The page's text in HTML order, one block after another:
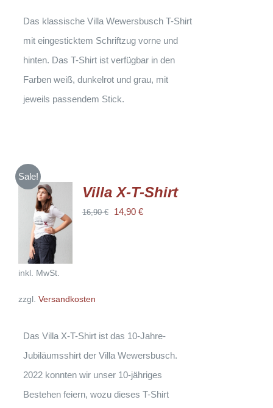
PRODUKTSEITE
WERDEN
Das klassische Villa Wewersbusch T-Shirt
mit eingesticktem Schriftzug vorne und
hinten. Das T-Shirt ist verfügbar in den
Farben weiß, dunkelrot und grau, mit
jeweils passendem Stick.
Sale!
AUSFÜHRUNG
WÄHLEN
DIESES
PRODUKT
WEIST
MEHRERE
VARIANTEN
OPTIONEN
DER
GEWÄHLT
/
DETAILS
Villa X-T-Shirt
16,90€
Ursprünglicher
14,90 €Aktueller
inkl. MwSt.
zzgl. Versandkosten
Das Villa X-T-Shirt ist das 10-Jahre-
Jubiläumsshirt der Villa Wewersbusch.
2022 konnten wir unser 10-jähriges
Bestehen feiern, wozu dieses T-Shirt